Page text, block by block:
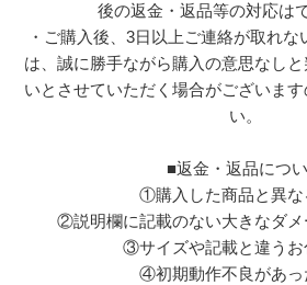
後の返金・返品等の対応は
・ご購入後、3日以上ご連絡が取れ
は、誠に勝手ながら購入の意思なし
いとさせていただく場合がございま
い。
■返金・返品につ
①購入した商品と異な
②説明欄に記載のない大きなダメ
③サイズや記載と違うお
④初期動作不良があっ